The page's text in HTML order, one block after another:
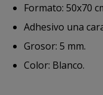
Formato: 50x70
Adhesivo una
Grosor: 5 mm.
Color: Blanco.